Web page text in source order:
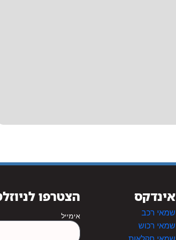
אינדקס
שמאי רכב
שמאי רכוש
הצטרפו
אימייל